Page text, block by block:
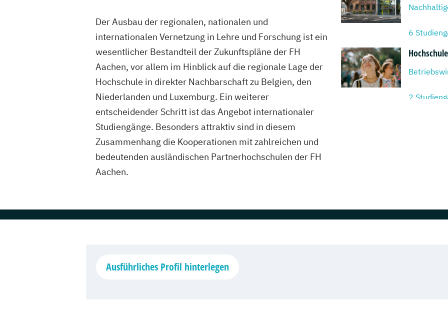
Der Ausbau der regionalen, nationalen und
internationalen Vernetzung in Lehre und Forschung ist ein
wesentlicher Bestandteil der Zukunftspläne der FH
Aachen, vor allem im Hinblick auf die regionale Lage der
Hochschule in direkter Nachbarschaft zu Belgien, den
Niederlanden und Luxemburg. Ein weiterer
entscheidender Schritt ist das Angebot internationaler
Studiengänge. Besonders attraktiv sind in diesem
Zusammenhang die Kooperationen mit zahlreichen und
bedeutenden ausländischen Partnerhochschulen der FH
Aachen.
6
2
Ausführliches Profil hinterlegen